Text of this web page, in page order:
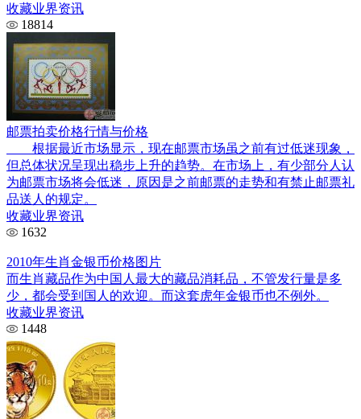
收藏业界资讯
18814
邮票拍卖价格行情与价格
根据最近市场显示，现在邮票市场虽之前有过低迷现象，
但总体状况呈现出稳步上升的趋势。在市场上，有少部分人认
为邮票市场将会低迷，原因是之前邮票的走势和有禁止邮票礼
品送人的规定。
收藏业界资讯
1632
2010年生肖金银币价格图片
而生肖藏品作为中国人最大的藏品消耗品，不管发行量是多
少，都会受到国人的欢迎。而这套虎年金银币也不例外。
收藏业界资讯
1448